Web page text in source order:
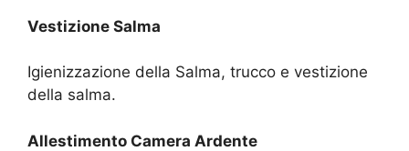
Vestizione Salma
Igienizzazione della Salma, trucco e vestizione
della salma.
Allestimento Camera Ardente